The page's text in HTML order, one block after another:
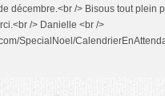
décembre.<br /> Bisous tout plein
/> Danielle <br />
SpecialNoel/